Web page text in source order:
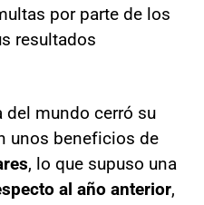
por parte de los
resultados
del mundo cerró su
unos beneficios de
, lo que supuso una
al año anterior,